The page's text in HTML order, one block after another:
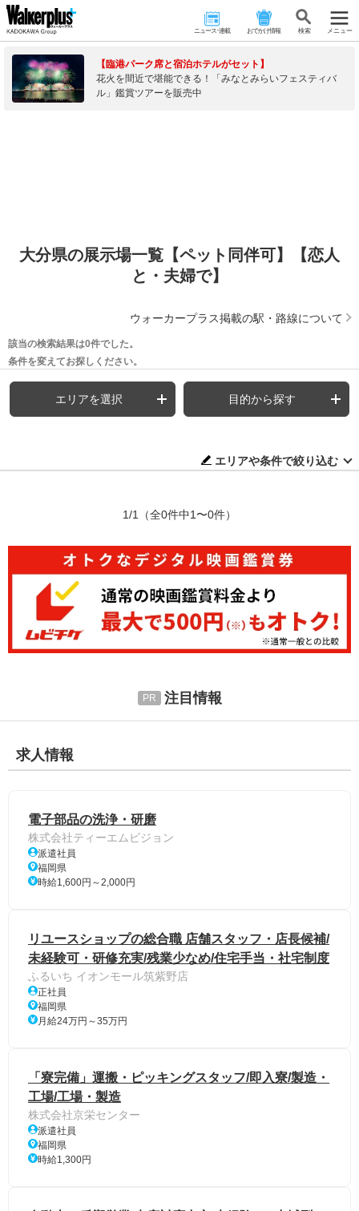
ニュース･連載 おでかけ情報 検 索 メニュー
【臨港パーク席と宿泊ホテルがセット】
花火を間近で堪能できる！「みなとみらいフェスティバ
ル」鑑賞ツアーを販売中
大分県の展示場一覧【ペット同伴可】【恋人
と・夫婦で】
ウォーカープラス掲載の駅・路線について
該当の検索結果は0件でした。
条件を変えてお探しください。
エリアを選択 目的から探す
エリアや条件で絞り込む
1/1 （全0件中1〜0件）
注目情報
求人情報
電子部品の洗浄・研磨
株式会社ティーエムビジョン
派遣社員
福岡県
時給1,600円～2,000円
リユースショップの総合職 店舗スタッフ・店長候補/
未経験可・研修充実/残業少なめ/住宅手当・社宅制度
ふるいち イオンモール筑紫野店
正社員
福岡県
月給24万円～35万円
「寮完備」運搬・ピッキングスタッフ/即入寮/製造・
工場/工場・製造
株式会社京栄センター
派遣社員
福岡県
時給1,300円